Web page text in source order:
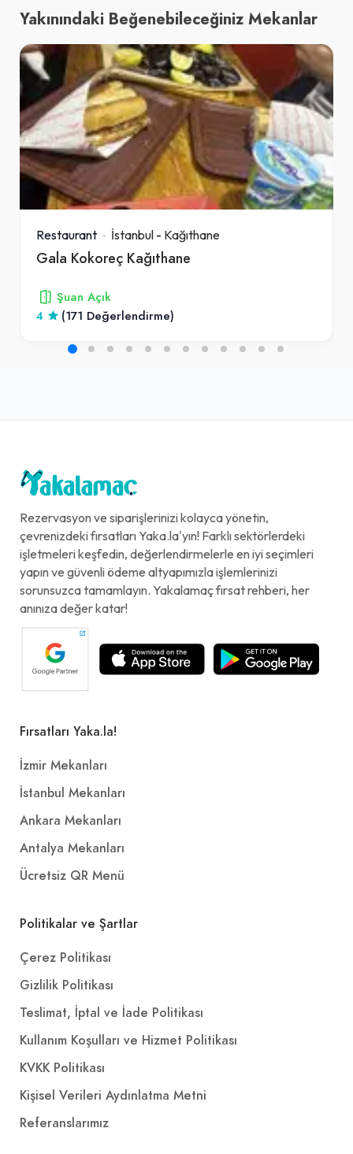
Yakınındaki Beğenebileceğiniz Mekanlar
Restaurant İstanbul - Kağıthane
Gala Kokoreç Kağıthane
Şuan Açık
4
(171 Değerlendirme)
Rezervasyon ve siparişlerinizi kolayca yönetin,
çevrenizdeki fırsatları Yaka.la'yın! Farklı sektörlerdeki
işletmeleri keşfedin, değerlendirmelerle en iyi seçimleri
yapın ve güvenli ödeme altyapımızla işlemlerinizi
sorunsuzca tamamlayın. Yakalamaç fırsat rehberi, her
anınıza değer katar!
Fırsatları Yaka.la!
İzmir Mekanları
İstanbul Mekanları
Ankara Mekanları
Antalya Mekanları
Ücretsiz QR Menü
Politikalar ve Şartlar
Çerez Politikası
Gizlilik Politikası
Teslimat, İptal ve İade Politikası
Kullanım Koşulları ve Hizmet Politikası
KVKK Politikası
Kişisel Verileri Aydınlatma Metni
Referanslarımız